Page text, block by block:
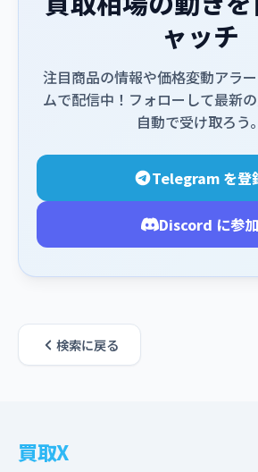
ャッチ
注目商品の情報や価格変動アラ
ムで配信中！フォローして最新
自動で受け取ろう。
Telegram を登
Discord に参加
検索に戻る
買取X